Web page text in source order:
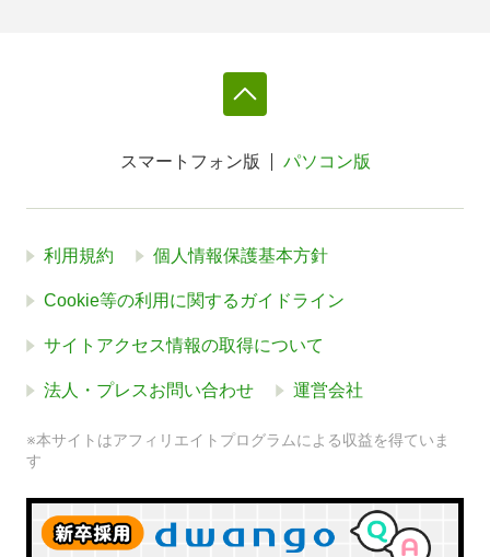
スマートフォン版 パソコン版
利用規約 個人情報保護基本方針
Cookie等の利用に関するガイドライン
サイトアクセス情報の取得について
法人・プレスお問い合わせ 運営会社
※本サイトはアフィリエイトプログラムによる収益を得ていま
す